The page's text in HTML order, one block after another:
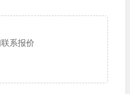
系报价